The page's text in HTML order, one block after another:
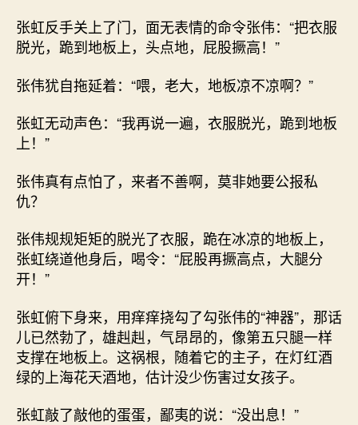
张虹反手关上了门，面无表情的命令张伟：“把衣服
脱光，跪到地板上，头点地，屁股撅高！”
张伟犹自拖延着：“喂，老大，地板凉不凉啊？”
张虹无动声色：“我再说一遍，衣服脱光，跪到地板
上！”
张伟真有点怕了，来者不善啊，莫非她要公报私
仇？
张伟规规矩矩的脱光了衣服，跪在冰凉的地板上，
张虹绕道他身后，喝令：“屁股再撅高点，大腿分
开！”
张虹俯下身来，用痒痒挠勾了勾张伟的“神器”，那话
儿已然勃了，雄赳赳，气昂昂的，像第五只腿一样
支撑在地板上。这祸根，随着它的主子，在灯红酒
绿的上海花天酒地，估计没少伤害过女孩子。
张虹敲了敲他的蛋蛋，鄙夷的说：“没出息！”